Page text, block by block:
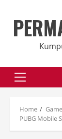
content
Primary
Home
PUBG Mobile